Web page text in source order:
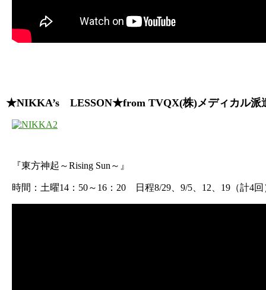
★NIKKA’s LESSON★from TVQX(株)メディカル派
『東方神起～Rising Sun～』
時間：土曜14：50～16：20 日程8/29、9/5、12、19（計4回